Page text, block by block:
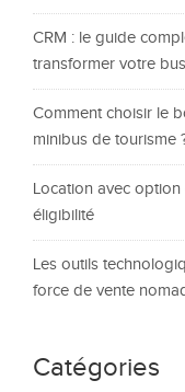
CRM : le guide
transformer votre
Comment choisir le
minibus de tourisme
Location avec
éligibilité
Les outils
force de vente
Catégories